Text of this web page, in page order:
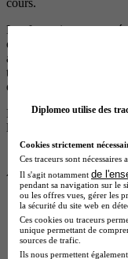
cours.
Les formations
clients), qui ne versent
apparaissent après
triées par pertinence.
disposent pas de logos.
Pour plus
la plateforme.
Diplomeo utilise des
Cookies strictement
Ces traceurs sont
Il s'agit notamment de
pendant sa navigation sur le
ou les offres vues, gérer les
la sécurité du site web en
Ces cookies ou traceurs
unique permettant de
sources de trafic.
Ils nous permettent